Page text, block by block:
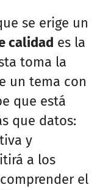
se erige un
calidad es la
toma la
un tema con
que está
que datos:
y
a los
el